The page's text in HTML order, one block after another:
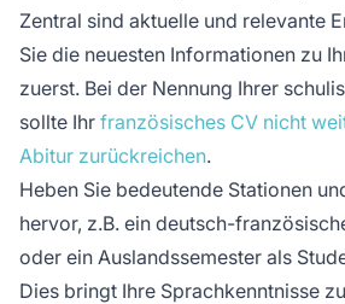
Zentral sind aktuelle und relevante
Sie die neuesten Informationen zu
zuerst. Bei der Nennung Ihrer
sollte Ihr französisches CV nicht
Abitur zurückreichen.
Heben Sie bedeutende Stationen
hervor, z.B. ein deutsch-
oder ein Auslandssemester als
Dies bringt Ihre Sprachkenntnisse